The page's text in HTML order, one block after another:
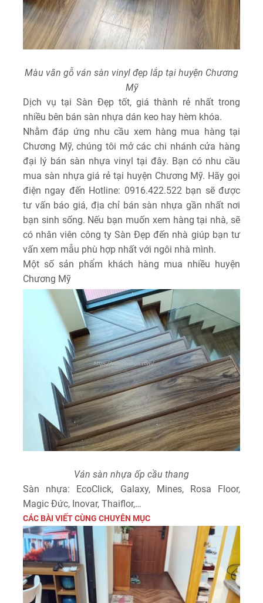
Màu vân gỗ ván sàn vinyl đẹp lắp tại huyện Chương
Mỹ
Dịch vụ tại Sàn Đẹp tốt, giá thành rẻ nhất trong
nhiều bên bán sàn nhựa dán keo hay hèm khóa.
Nhằm đáp ứng nhu cầu xem hàng mua hàng tại
Chương Mỹ, chúng tôi mở các chi nhánh cửa hàng
đại lý bán sàn nhựa vinyl tại đây. Bạn có nhu cầu
mua sàn nhựa giá rẻ tại huyện Chương Mỹ. Hãy gọi
điện ngay đến Hotline: 0916.422.522 bạn sẽ được
tư vấn báo giá, địa chỉ bán sàn nhựa gần nhất nơi
bạn sinh sống. Nếu bạn muốn xem hàng tại nhà, sẽ
có nhân viên công ty Sàn Đẹp đến nhà giúp bạn tư
vấn xem mẫu phù hợp nhất với ngôi nhà mình.
Một số sản phẩm khách hàng mua nhiều huyện
Chương Mỹ
Ván sàn nhựa ốp cầu thang
Sàn nhựa: EcoClick, Galaxy, Mines, Rosa Floor,
Magic Đức, Inovar, Thaiflor,…
CÁC BÀI VIẾT CÙNG CHUYÊN MỤC